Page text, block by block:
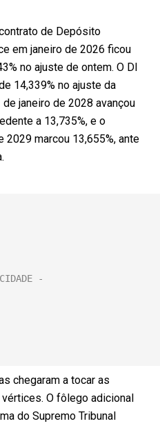
de Depósito
em janeiro de 2026 ficou
no ajuste de ontem. O DI
14,339% no ajuste da
janeiro de 2028 avançou
a 13,735%, e o
marcou 13,655%, ante
chegaram a tocar as
O fôlego adicional
do Supremo Tribunal